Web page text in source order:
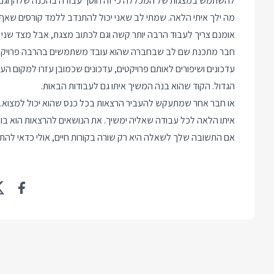
מה ילך איתי הלאה. שמתי לב שאני יכול להתנדב ללמד קורסים
אומנם צריך לעבוד הרבה יותר קשה וגם לכתוב מצגת, אבל מצד
חבר מתכנת שם לב שבחברה שהוא עובד משתמשים בהרבה
עדכונים ושיפורים לאותם פרויקטים, עדכונים שכמובן עזרו
הגדול. הקוד שהוא בנה המשיך איתו גם לעבודות הבאות.
או חבר אחר שמתעקש להעביר הרצאות בכל כנס שהוא יכול
איתו הלאה לכל עבודה שאליה ימשיך. את הנושאים להרצאות הוא
אם התשובה שלך לשאלה היא רק שורה בקורות חיים, אולי כדאי